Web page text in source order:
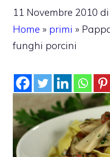
11 Novembre 2010 di
Home » primi »
funghi porcini